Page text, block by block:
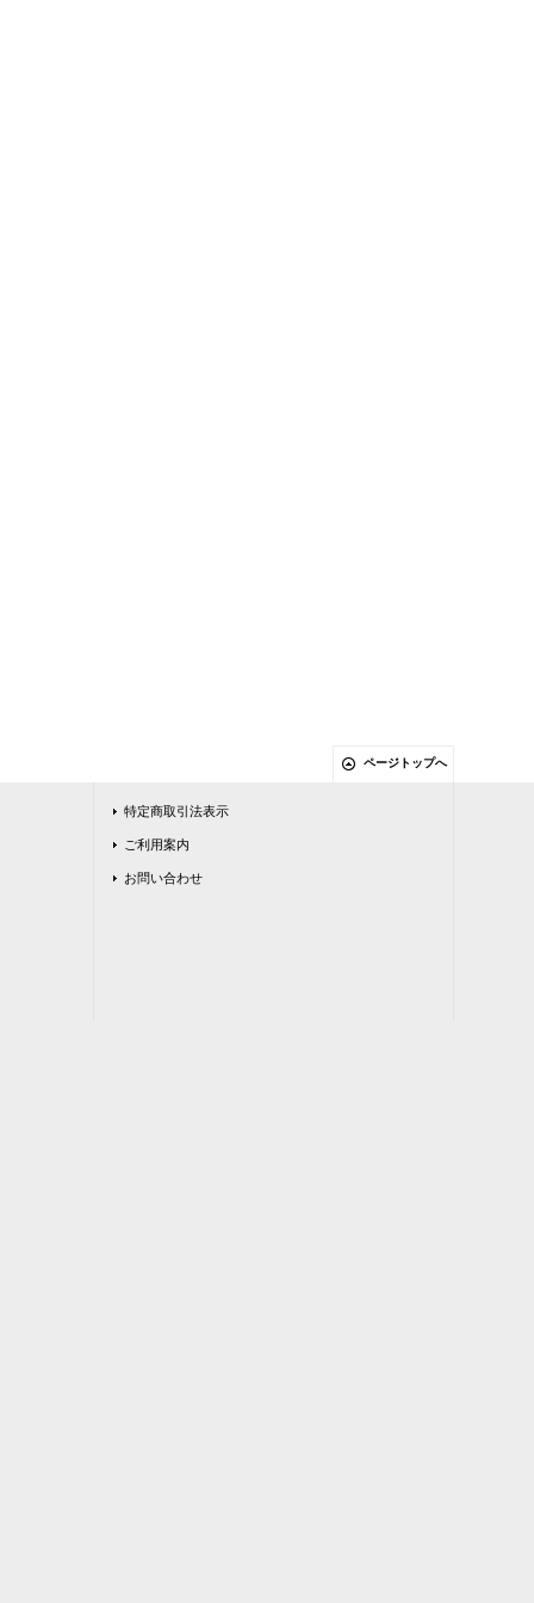
ページトップへ
特定商取引法表示
ご利用案内
お問い合わせ